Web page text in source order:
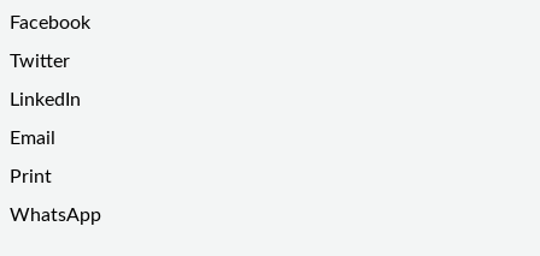
Facebook
Twitter
LinkedIn
Email
Print
WhatsApp